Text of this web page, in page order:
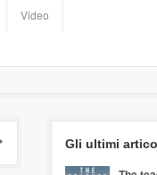
Video
Gli ultimi